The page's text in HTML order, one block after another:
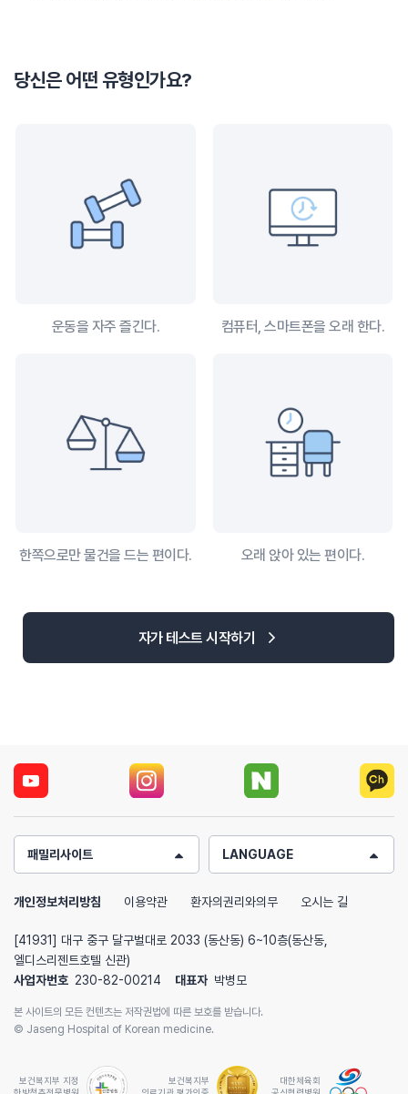
당신은 어떤 유형인가요?
운동을 자주 즐긴다. 컴퓨터, 스마트폰을 오래 한다.
한쪽으로만 물건을 드는 편이다. 오래 앉아 있는 편이다.
자가 테스트 시작하기
패밀리사이트 LANGUAGE
개인정보처리방침 이용약관 환자의권리와의무 오시는 길
[41931] 대구 중구 달구벌대로 2033 (동산동) 6~10층(동산동,
엘디스리젠트호텔 신관)
사업자번호 230-82-00214 대표자 박병모
본 사이트의 모든 컨텐츠는 저작권법에 따른 보호를 받습니다.
© Jaseng Hospital of Korean medicine.
보건복지부 지정
보건복지부
대한체육회